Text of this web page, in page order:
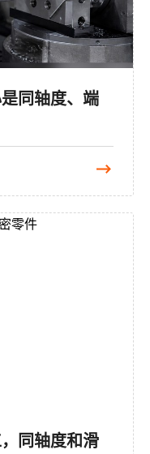
同轴度、端
同轴度和滑